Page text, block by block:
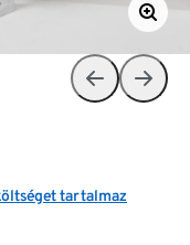
tartalmaz